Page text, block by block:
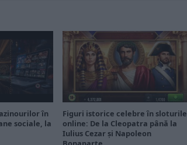
în
sociale, la
Figuri istorice celebre în sloturile
online: De la Cleopatra până la
Iulius Cezar și Napoleon